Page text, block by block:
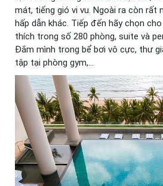
mát, tiếng gió vi vu. Ngoài ra còn rất
hấp dẫn khác. Tiếp đến hãy chọn
thích trong số 280 phòng, suite và
Đắm mình trong bể bơi vô cực, thư
tập tại phòng gym,…